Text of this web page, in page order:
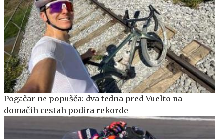
Pogačar ne popušča: dva tedna pred Vuelto na
domačih cestah podira rekorde